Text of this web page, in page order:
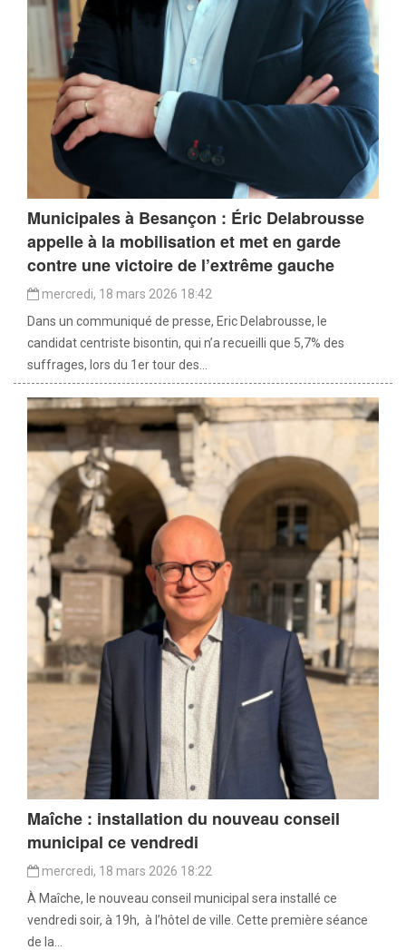
Municipales à Besançon : Éric Delabrousse
appelle à la mobilisation et met en garde
contre une victoire de l’extrême gauche
mercredi, 18 mars 2026 18:42
Dans un communiqué de presse, Eric Delabrousse, le
candidat centriste bisontin, qui n’a recueilli que 5,7% des
suffrages, lors du 1er tour des...
Maîche : installation du nouveau conseil
municipal ce vendredi
mercredi, 18 mars 2026 18:22
À Maîche, le nouveau conseil municipal sera installé ce
vendredi soir, à 19h, à l’hôtel de ville. Cette première séance
de la...